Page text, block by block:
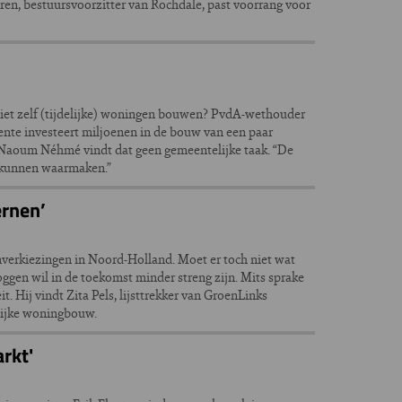
zelf (tijdelijke) woningen bouwen? PvdA-wethouder
investeert miljoenen in de bouw van een paar
Néhmé vindt dat geen gemeentelijke taak. “De
waarmaken.”
in Noord-Holland. Moet er toch niet wat
wil in de toekomst minder streng zijn. Mits sprake
Hij vindt Zita Pels, lijsttrekker van GroenLinks
woningbouw.